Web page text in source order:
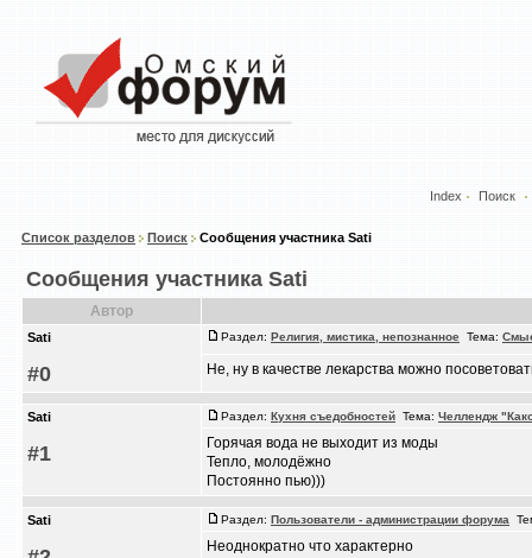
Index Поиск
Список разделов Поиск Сообщения участника Sati
Сообщения участника Sati
Автор
Sati
#0
Раздел: Религия, мистика, непознанное Тема:
Не, ну в качестве лекарства можно
Sati
#1
Раздел: Кухня съедобностей Тема: Челлендж
Горячая вода не выходит из моды
Тепло, молодёжно
Постоянно пью)))
Sati Раздел: Пользователи - администрации форума
Неоднократно что характерно